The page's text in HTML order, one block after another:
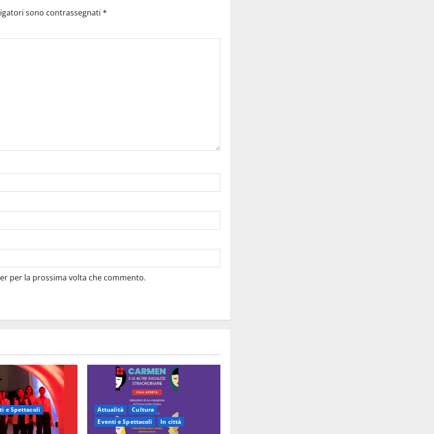
sono contrassegnati *
per la prossima volta che commento.
e Spettacoli Attualità
Cultura
Eventi e Spettacoli
In città